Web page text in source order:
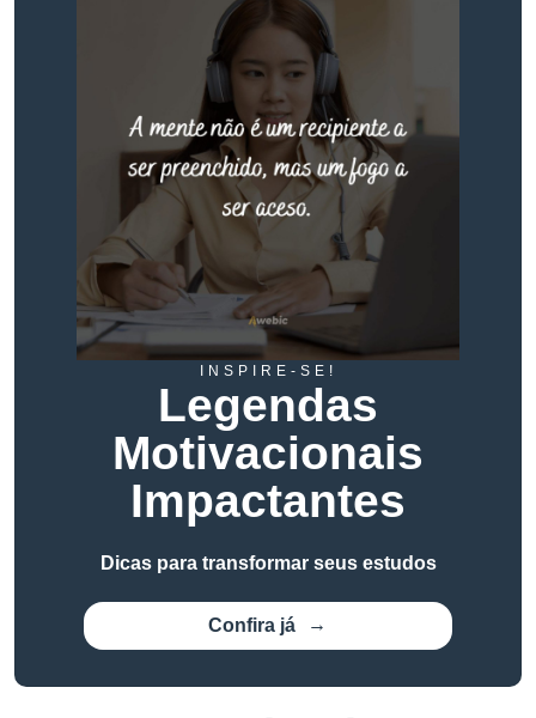
INSPIRE-SE!
Legendas
Motivacionais
Impactantes
Dicas para transformar seus estudos
Confira já